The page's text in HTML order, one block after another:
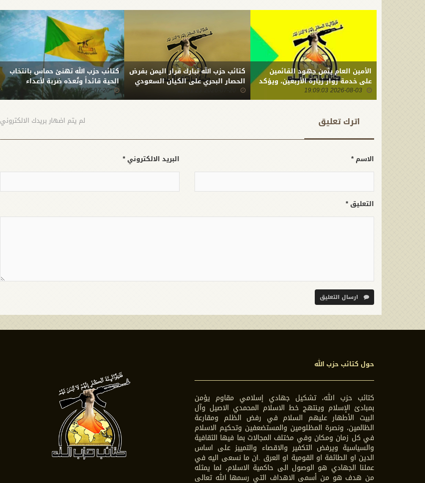
الأمين العام يثمن جهود القائمين
على خدمة زوار زيارة الأربعين، ويؤكد
أن ما ارتكبه العدو من جريمة بحق
أبنائنا يستدعي التمسك بالسلاح
2026-08-03 19:09:03
كتائب حزب الله تبارك قرار اليمن بفرض
الحصار البحري على الكيان السعودي
2026-07-20 22:01:23
كتائب حزب الله تهنئ حماس بانتخاب
الحية قائداً وتُعدّه ضربة لأعداء
الشعب الفلسطيني
2026-07-20 19:42:46
اترك تعلیق لم يتم اضهار بريدك الالكتروني
الاسم * البريد الالكتروني *
التعليق *
ارسال التعليق
حول كتائب حزب الله
كتائب حزب الله، تشكيل جهادي إسلامي مقاوم يؤمن
بمبادئ الإسلام وينتهج خط الاسلام المحمدي الاصيل وآل
البيت الأطهار عليهم السلام في رفض الظلم ومقارعة
الظالمين، ونصرة المظلومين والمستضعفين وتحكيم الاسلام
في كل زمان ومكان وفي مختلف المجالات بما فيها الثقافية
والسياسية ويرفض التكفير والاقصاء والتمييز على اساس
الدين او الطائفة او القومية او العرق .ان ما نسعى اليه في
عملنا الجهادي هو الوصول الى حاكمية الاسلام، لما يمثله
من هدف هو من أسمى الاهداف التي رسمها الله تعالى